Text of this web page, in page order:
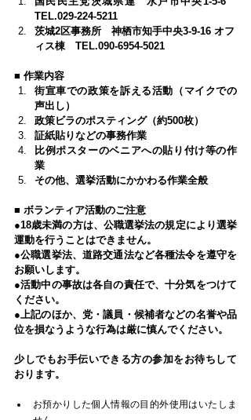
TEL.029-224-5211
茨城2区事務所　神栖市知手中央3-9-16 オフ
ィス棟　TEL.090-6954-5021
■ 作業内容
街宣車での政策を訴える活動（マイクでの
声出し）
政策ビラのポスティング（約500枚）
証紙貼りなどの事務作業
比例ポスターのベニアへの貼り付け等の作
業
その他、選挙活動にかかわる作業全般
■ ボランティア活動のご注意
●18歳未満の方は、公職選挙法の規定により選挙
運動を行うことはできません。
●公職選挙法、道路交通法など各種法令を遵守を
お願いします。
●活動中の事故は各自の責任で、十分気をつけて
ください。
●上記のほか、党・議員・候補者などの名誉や品
位を損なうような行為は厳に慎んでください。
少しでもお手伝いできる方の参加をお待ちして
おります。
お預かりした個人情報の目的外使用はいたしま